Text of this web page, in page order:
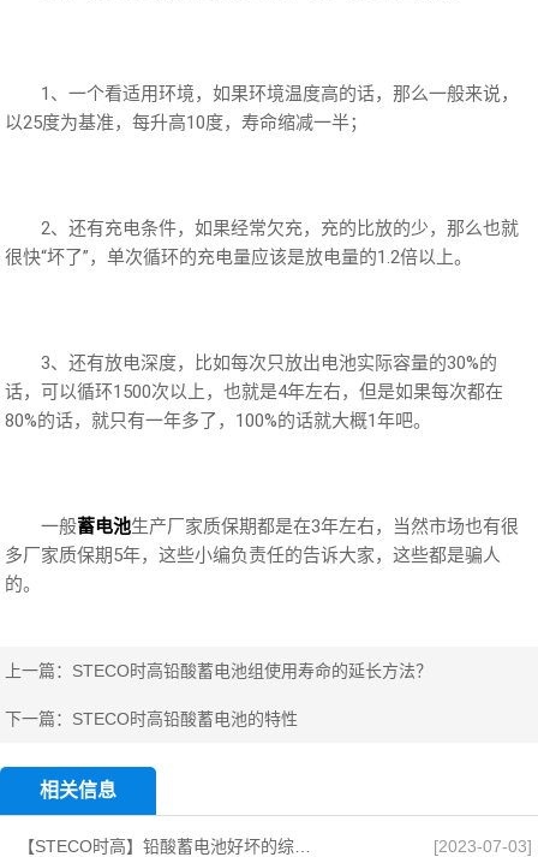
1、一个看适用环境，如果环境温度高的话，那么一般来说，
以25度为基准，每升高10度，寿命缩减一半；
2、还有充电条件，如果经常欠充，充的比放的少，那么也就
很快“坏了”，单次循环的充电量应该是放电量的1.2倍以上。
3、还有放电深度，比如每次只放出电池实际容量的30%的
话，可以循环1500次以上，也就是4年左右，但是如果每次都在
80%的话，就只有一年多了，100%的话就大概1年吧。
一般蓄电池生产厂家质保期都是在3年左右，当然市场也有很
多厂家质保期5年，这些小编负责任的告诉大家，这些都是骗人
的。
上一篇： STECO时高铅酸蓄电池组使用寿命的延长方法？
下一篇： STECO时高铅酸蓄电池的特性
相关信息
[2023-07-03]